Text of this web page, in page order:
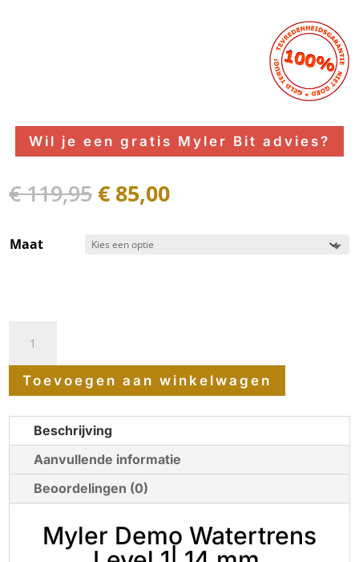
Wil je een gratis Myler Bit advies?
€119,95Oorspronkelijke
was:
€ 85,00Huidige
Maat
Watertrens
Toevoegen aan winkelwagen
Beschrijving
Aanvullende informatie
Beoordelingen (0)
Myler Demo Watertrens